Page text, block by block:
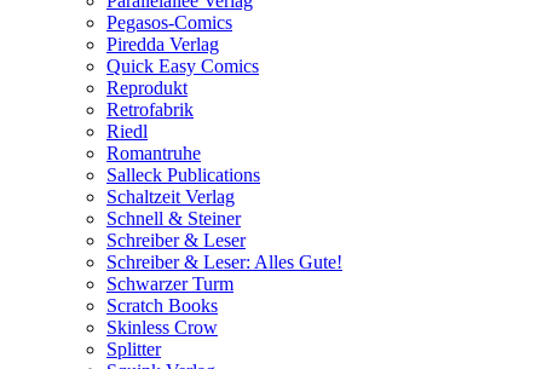
Pegasos-Comics
Piredda Verlag
Quick Easy Comics
Reprodukt
Retrofabrik
Riedl
Romantruhe
Salleck Publications
Schaltzeit Verlag
Schnell & Steiner
Schreiber & Leser
Schreiber & Leser: Alles Gute!
Schwarzer Turm
Scratch Books
Skinless Crow
Splitter